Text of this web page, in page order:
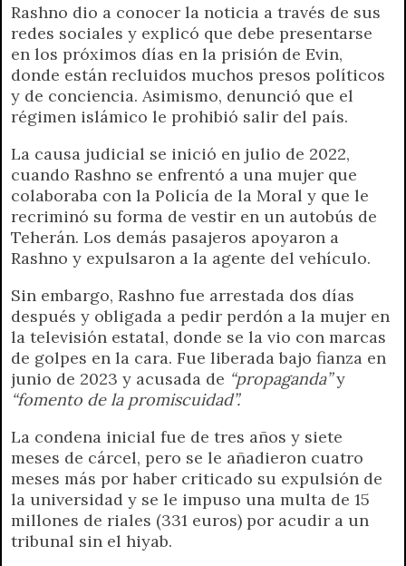
Rashno dio a conocer la noticia a través de sus
redes sociales y explicó que debe presentarse
en los próximos días en la prisión de Evin,
donde están recluidos muchos presos políticos
y de conciencia. Asimismo, denunció que el
régimen islámico le prohibió salir del país.
La causa judicial se inició en julio de 2022,
cuando Rashno se enfrentó a una mujer que
colaboraba con la Policía de la Moral y que le
recriminó su forma de vestir en un autobús de
Teherán. Los demás pasajeros apoyaron a
Rashno y expulsaron a la agente del vehículo.
Sin embargo, Rashno fue arrestada dos días
después y obligada a pedir perdón a la mujer en
la televisión estatal, donde se la vio con marcas
de golpes en la cara. Fue liberada bajo fianza en
junio de 2023 y acusada de “propaganda”y
“fomento de la promiscuidad”.
La condena inicial fue de tres años y siete
meses de cárcel, pero se le añadieron cuatro
meses más por haber criticado su expulsión de
la universidad y se le impuso una multa de 15
millones de riales (331 euros) por acudir a un
tribunal sin el hiyab.